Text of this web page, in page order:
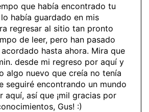
que había encontrado tu
había guardado en mis
regresar al sitio tan pronto
de leer, pero han pasado
hasta ahora. Mira que
desde mi regreso por aquí y
algo nuevo que creía no tenía
seguiré encontrando un mundo
aquí, así que ¡mil gracias por
Gus! :)